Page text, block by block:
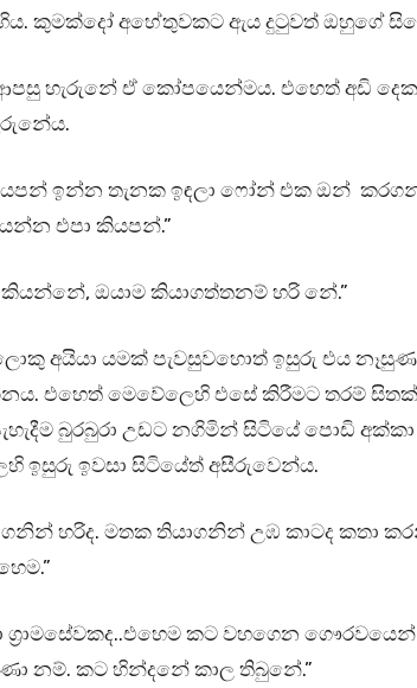
කුමක්දෝ අහේතුවකට ඇය දුටුවත් ඔහුගේ
හැරුනේ ඒ කෝපයෙන්මය. එහෙත් අඩි
ඉන්න තැනක ඉඳලා ෆෝන් එක ඔන්
එපා කියපන්.”
ඔයාම කියාගත්තනම් හරි නේ.”
අයියා යමක් පැවසුවහොත් ඉසුරු එය
එහෙත් මෙවේලෙහි එසේ කිරීමට තරම්
බුරබුරා උඩට නගිමින් සිටියේ පොඩි අක්කා
ඉසුරු ඉවසා සිටියේත් අසීරුවෙන්ය.
ගනින් හරිද. මතක තියාගනින් උඹ කාටද කතා
ග්‍රාමසේවකද..එහෙම කට වහගෙන
නම්. කට හින්දනේ කාල තිබුනේ.”